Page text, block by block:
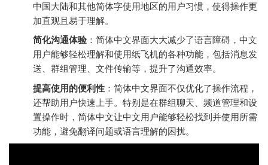
中国大陆和其他简体字使用地区的用户习惯，使得操作更
加直观且易于理解。
简化沟通体验：简体中文界面大大减少了语言障碍，中文
用户能够轻松理解和使用纸飞机的各种功能，包括消息发
送、群组管理、文件传输等，提升了沟通效率。
提高使用的便利性 ：简体中文界面不仅优化了操作流程，
还帮助用户快速上手。特别是在群组聊天、频道管理和设
置操作时，简体中文让中文用户能够轻松找到并使用所需
功能，避免翻译问题或语言理解的困扰。